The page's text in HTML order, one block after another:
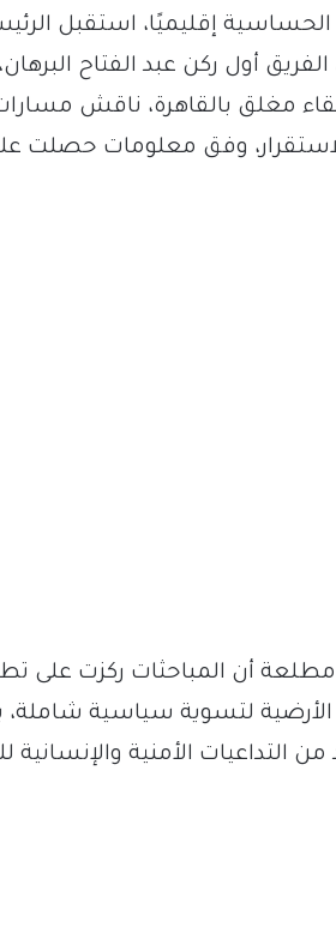
إقليميًا، استقبل
أول ركن عبد الفتاح
مغلق بالقاهرة، ناقش
وفق معلومات حصلت
أن المباحثات ركزت على
الأرضية لتسوية سياسية
التداعيات الأمنية والإنسانية